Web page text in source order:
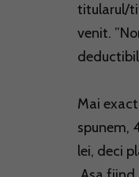
titularul/
venit.
Mai
spunem,
lei, deci